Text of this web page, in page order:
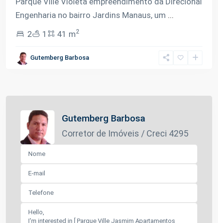
Engenharia no bairro Jardins Manaus, um ...
2
1 41 m2
Gutemberg Barbosa
Gutemberg Barbosa
Corretor de Imóveis / Creci 4295